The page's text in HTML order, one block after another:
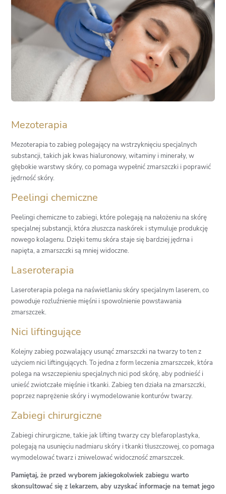
Mezoterapia
Mezoterapia to zabieg polegający na wstrzyknięciu specjalnych
substancji, takich jak kwas hialuronowy, witaminy i minerały, w
głębokie warstwy skóry, co pomaga wypełnić zmarszczki i poprawić
jędrność skóry.
Peelingi chemiczne
Peelingi chemiczne to zabiegi, które polegają na nałożeniu na skórę
specjalnej substancji, która złuszcza naskórek i stymuluje produkcję
nowego kolagenu. Dzięki temu skóra staje się bardziej jędrna i
napięta, a zmarszczki są mniej widoczne.
Laseroterapia
Laseroterapia polega na naświetlaniu skóry specjalnym laserem, co
powoduje rozluźnienie mięśni i spowolnienie powstawania
zmarszczek.
Nici liftingujące
Kolejny zabieg pozwalający usunąć zmarszczki na twarzy to ten z
użyciem nici liftingujących. To jedna z form leczenia zmarszczek, która
polega na wszczepieniu specjalnych nici pod skórę, aby podnieść i
unieść zwiotczałe mięśnie i tkanki. Zabieg ten działa na zmarszczki,
poprzez naprężenie skóry i wymodelowanie konturów twarzy.
Zabiegi chirurgiczne
Zabiegi chirurgiczne, takie jak lifting twarzy czy blefaroplastyka,
polegają na usunięciu nadmiaru skóry i tkanki tłuszczowej, co pomaga
wymodelować twarz i zniwelować widoczność zmarszczek.
Pamiętaj, że przed wyborem jakiegokolwiek zabiegu warto
skonsultować się z lekarzem, aby uzyskać informacje na temat jego